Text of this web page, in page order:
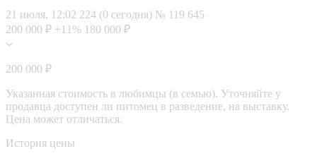
21 июля, 12:02 224 (0 сегодня) № 119 645
200 000 ₽ +11% 180 000 ₽
200 000 ₽
Указанная стоимость в любимцы (в семью). Уточняйте у
продавца доступен ли питомец в разведение, на выставку.
Цена может отличаться.
История цены